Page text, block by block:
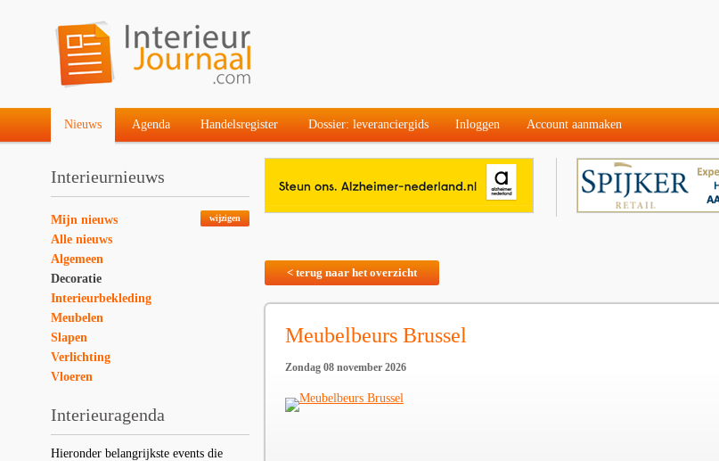
Nieuws Agenda Handelsregister Dossier: leveranciergids Inloggen Account aanmaken
Interieurnieuws
wijzigen
Mijn nieuws
Alle nieuws
Algemeen
Decoratie
Interieurbekleding
Meubelen
Slapen
Verlichting
Vloeren
Interieuragenda
Hieronder belangrijkste events die
< terug naar het overzicht
Meubelbeurs Brussel
Zondag 08 november 2026